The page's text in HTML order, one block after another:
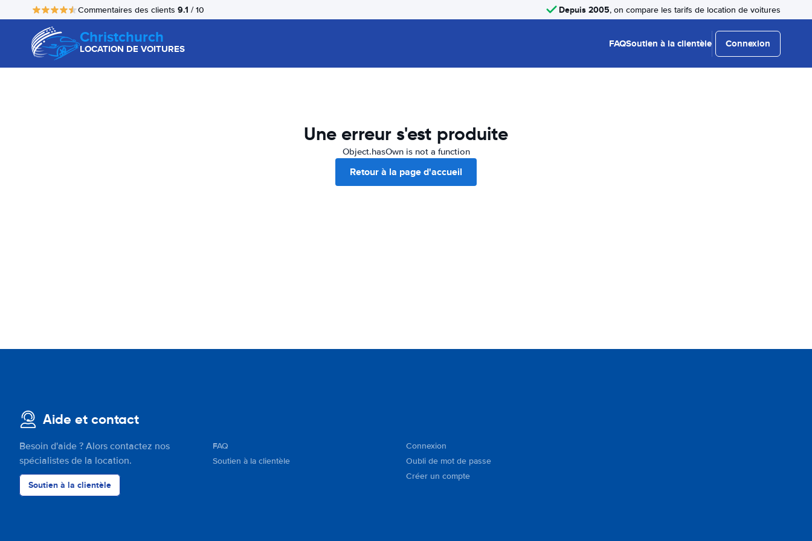
Commentaires des clients 9.1 / 10 Depuis 2005, on compare les tarifs de location de voitures
Christchurch
LOCATION DE VOITURES FAQSoutien à la clientèle Connexion
Une erreur s'est produite
Object.hasOwn is not a function
Retour à la page d'accueil
Aide et contact
Besoin d'aide ? Alors contactez nos
spécialistes de la location.
Soutien à la clientèle
FAQ
Soutien à la clientèle
Connexion
Oubli de mot de passe
Créer un compte